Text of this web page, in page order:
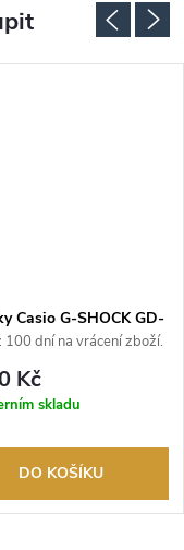
Casio G-SHOCK GD-
1ER
100 dní na vrácení zboží.
prodejce.
Kč
skladu
DO KOŠÍKU